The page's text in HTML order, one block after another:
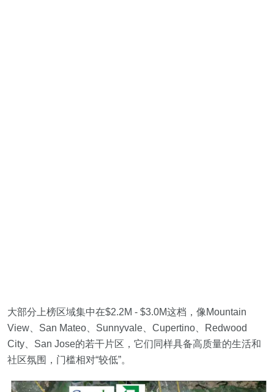
大部分上榜区域集中在$2.2M - $3.0M这档，像Mountain
View、San Mateo、Sunnyvale、Cupertino、Redwood
City、San Jose的若干片区，它们同样具备高质量的生活和
社区氛围，门槛相对“较低”。